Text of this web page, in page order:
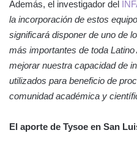
Además, el investigador del
la incorporación de estos
significará disponer de uno de
más importantes de toda
mejorar nuestra capacidad de
utilizados para beneficio de
comunidad académica y
El aporte de Tysoe en San